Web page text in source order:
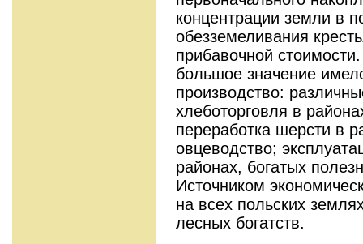
концентрации земли в
обезземеливания
прибавочной
большое значение
производство:
хлеботорговля в
переработка шерсти в
овцеводство;
районах, богатых
Источником
на всех польских
лесных богатств.